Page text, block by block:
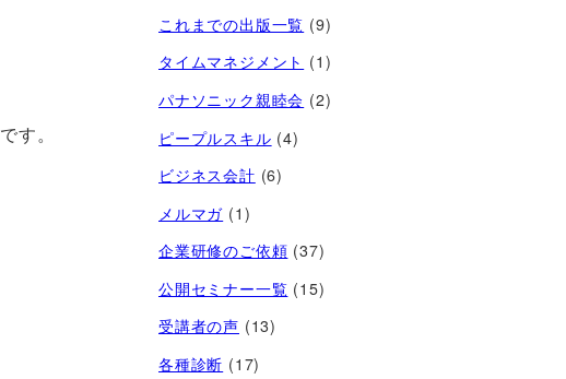
す。
これまでの出版一覧 (9)
タイムマネジメント (1)
パナソニック親睦会 (2)
ピープルスキル (4)
ビジネス会計 (6)
メルマガ (1)
企業研修のご依頼 (37)
公開セミナー一覧 (15)
受講者の声 (13)
各種診断 (17)